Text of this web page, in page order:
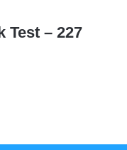
Test – 227